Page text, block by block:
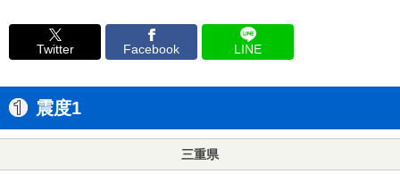
Twitter Facebook LINE
震度1
三重県